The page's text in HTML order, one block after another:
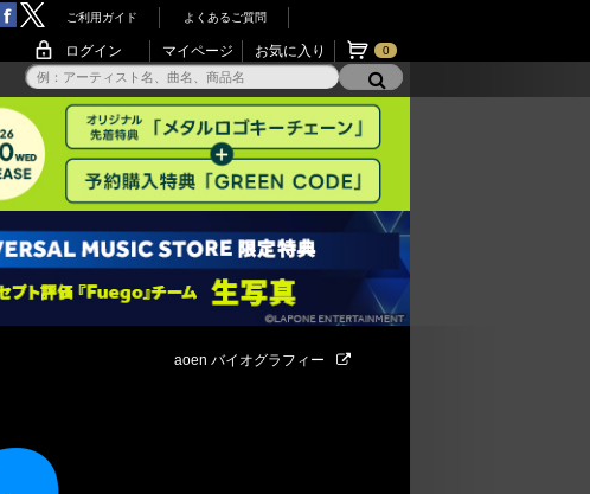
ご利用ガイド よくあるご質問
ログイン マイページ お気に入り 0
aoen バイオグラフィー